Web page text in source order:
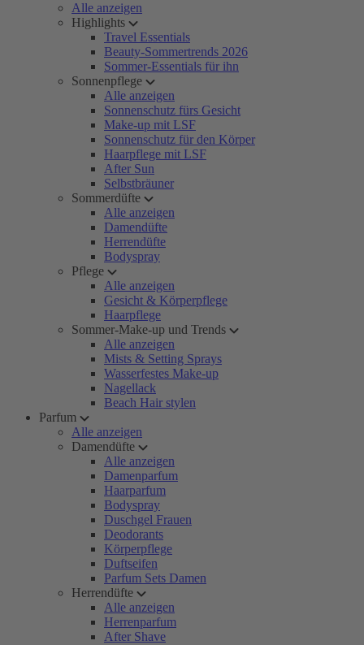
Alle anzeigen
Highlights
Travel Essentials
Beauty-Sommertrends 2026
Sommer-Essentials für ihn
Sonnenpflege
Alle anzeigen
Sonnenschutz fürs Gesicht
Make-up mit LSF
Sonnenschutz für den Körper
Haarpflege mit LSF
After Sun
Selbstbräuner
Sommerdüfte
Alle anzeigen
Damendüfte
Herrendüfte
Bodyspray
Pflege
Alle anzeigen
Gesicht & Körperpflege
Haarpflege
Sommer-Make-up und Trends
Alle anzeigen
Mists & Setting Sprays
Wasserfestes Make-up
Nagellack
Beach Hair stylen
Parfum
Alle anzeigen
Damendüfte
Alle anzeigen
Damenparfum
Haarparfum
Bodyspray
Duschgel Frauen
Deodorants
Körperpflege
Duftseifen
Parfum Sets Damen
Herrendüfte
Alle anzeigen
Herrenparfum
After Shave